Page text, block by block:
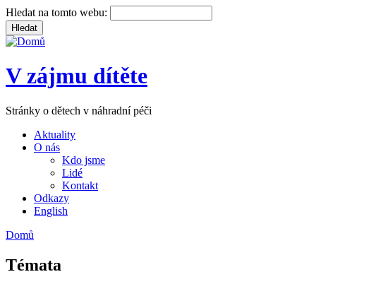
Hledat na tomto webu:
V zájmu dítěte
Stránky o dětech v náhradní péči
Aktuality
O nás
Kdo jsme
Lidé
Kontakt
Odkazy
English
Domů
Témata